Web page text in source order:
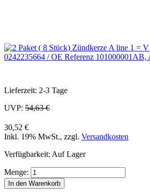
Lieferzeit: 2-3 Tage
UVP: 54,63 €
30,52 €
Inkl. 19% MwSt., zzgl. Versandkosten
Verfügbarkeit: Auf Lager
Menge:
In den Warenkorb